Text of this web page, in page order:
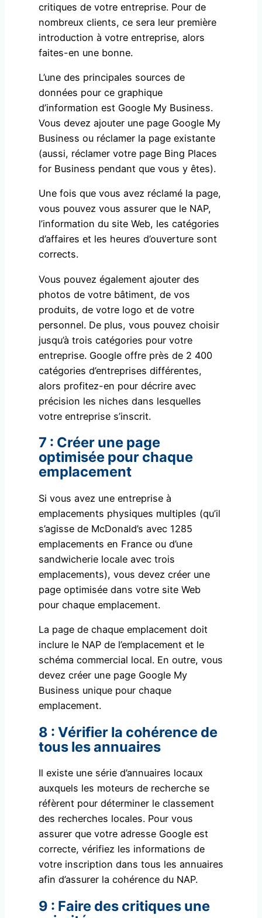
critiques de votre entreprise. Pour de
nombreux clients, ce sera leur première
introduction à votre entreprise, alors
faites-en une bonne.
L’une des principales sources de
données pour ce graphique
d’information est Google My Business.
Vous devez ajouter une page Google My
Business ou réclamer la page existante
(aussi, réclamer votre page Bing Places
for Business pendant que vous y êtes).
Une fois que vous avez réclamé la page,
vous pouvez vous assurer que le NAP,
l’information du site Web, les catégories
d’affaires et les heures d’ouverture sont
corrects.
Vous pouvez également ajouter des
photos de votre bâtiment, de vos
produits, de votre logo et de votre
personnel. De plus, vous pouvez choisir
jusqu’à trois catégories pour votre
entreprise. Google offre près de 2 400
catégories d’entreprises différentes,
alors profitez-en pour décrire avec
précision les niches dans lesquelles
votre entreprise s’inscrit.
7 : Créer une page
optimisée pour chaque
emplacement
Si vous avez une entreprise à
emplacements physiques multiples (qu’il
s’agisse de McDonald’s avec 1285
emplacements en France ou d’une
sandwicherie locale avec trois
emplacements), vous devez créer une
page optimisée dans votre site Web
pour chaque emplacement.
La page de chaque emplacement doit
inclure le NAP de l’emplacement et le
schéma commercial local. En outre, vous
devez créer une page Google My
Business unique pour chaque
emplacement.
8 : Vérifier la cohérence de
tous les annuaires
Il existe une série d’annuaires locaux
auxquels les moteurs de recherche se
réfèrent pour déterminer le classement
des recherches locales. Pour vous
assurer que votre adresse Google est
correcte, vérifiez les informations de
votre inscription dans tous les annuaires
afin d’assurer la cohérence du NAP.
9 : Faire des critiques une